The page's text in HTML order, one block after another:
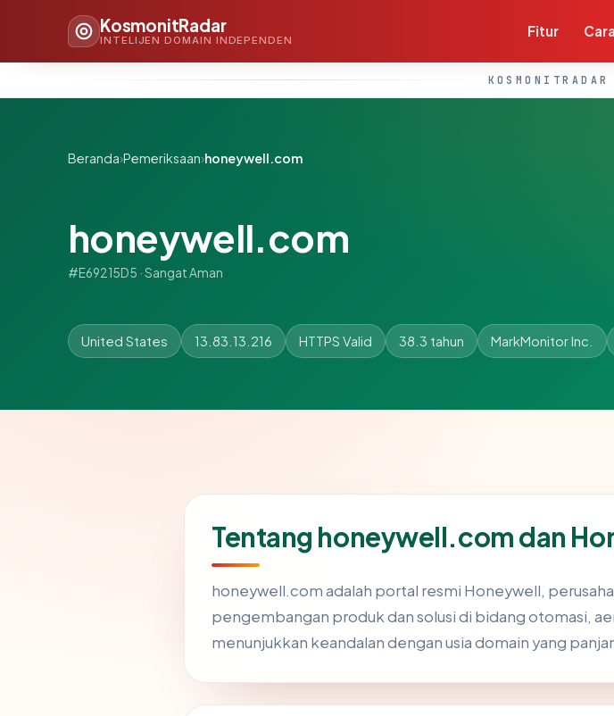
KosmonitRadar
INTELIJEN DOMAIN INDEPENDEN
Fitur Cara
Beranda›Pemeriksaan›honeywell.com
honeywell.com
#E69215D5 · Sangat Aman
United States 13.83.13.216 HTTPS Valid 38.3 tahun MarkMonitor Inc.
Tentang honeywell.com dan
honeywell.com adalah portal resmi Honeywell,
pengembangan produk dan solusi di bidang otomasi,
menunjukkan keandalan dengan usia domain yang